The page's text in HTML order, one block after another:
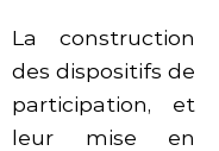
La construction
des dispositifs de
participation, et
leur mise en